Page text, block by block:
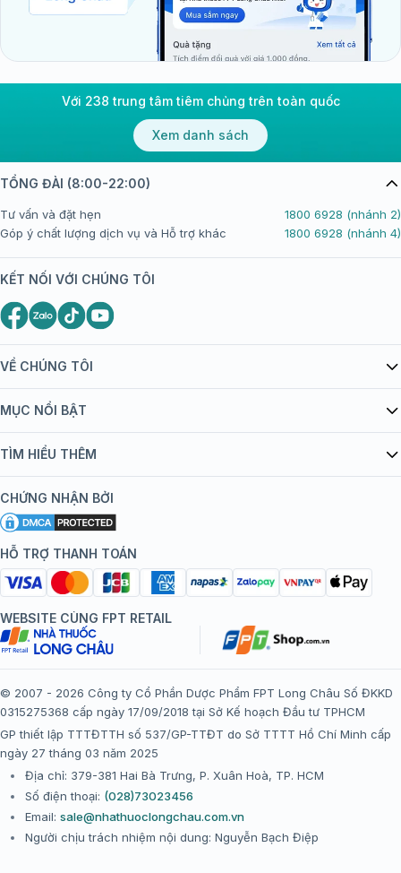
Với 238 trung tâm tiêm chủng trên toàn quốc
Xem danh sách
VỀ CHÚNG TÔI
Giới thiệu Tiêm Chủng FPT Long Châu
bán hàng
Chính sách nội dung
Chính sách bảo mật
Chính sách bảo mật dữ liệu cá nhân
Chính sách thanh toán
Chính sách đổi trả gói, mũi tiêm tại trung tâm tiêm chủng
FPT Long Châu
Thể lệ chương trình “Tích điểm nhận đặc quyền”
MỤC NỔI BẬT
Danh mục vắc xin
Đội ngũ bác sĩ, chuyên gia
Hệ thống trung tâm tiêm chủng
TÌM HIỂU THÊM
Khuyến mãi
Tôi nên tiêm gì?
Tiêm chủng đi nước ngoài
CHỨNG NHẬN BỞI
HỖ TRỢ THANH TOÁN
TỔNG ĐÀI (8:00-22:00)
Tư vấn và đặt hẹn
1800 6928 (nhánh 2)
Góp ý chất lượng dịch vụ và Hỗ trợ khác
1800 6928 (nhánh 4)
KẾT NỐI VỚI CHÚNG TÔI
WEBSITE CÙNG FPT RETAIL
© 2007 - 2026 Công ty Cổ Phần Dược Phẩm FPT Long Châu Số ĐKKD
0315275368 cấp ngày 17/09/2018 tại Sở Kế hoạch Đầu tư TPHCM
GP thiết lập TTTĐTTH số 537/GP-TTĐT do Sở TTTT Hồ Chí Minh cấp
ngày 27 tháng 03 năm 2025
Địa chỉ: 379-381 Hai Bà Trưng, P. Xuân Hoà, TP. HCM
Số điện thoại: (028)73023456
Email: sale@nhathuoclongchau.com.vn
Người chịu trách nhiệm nội dung: Nguyễn Bạch Điệp